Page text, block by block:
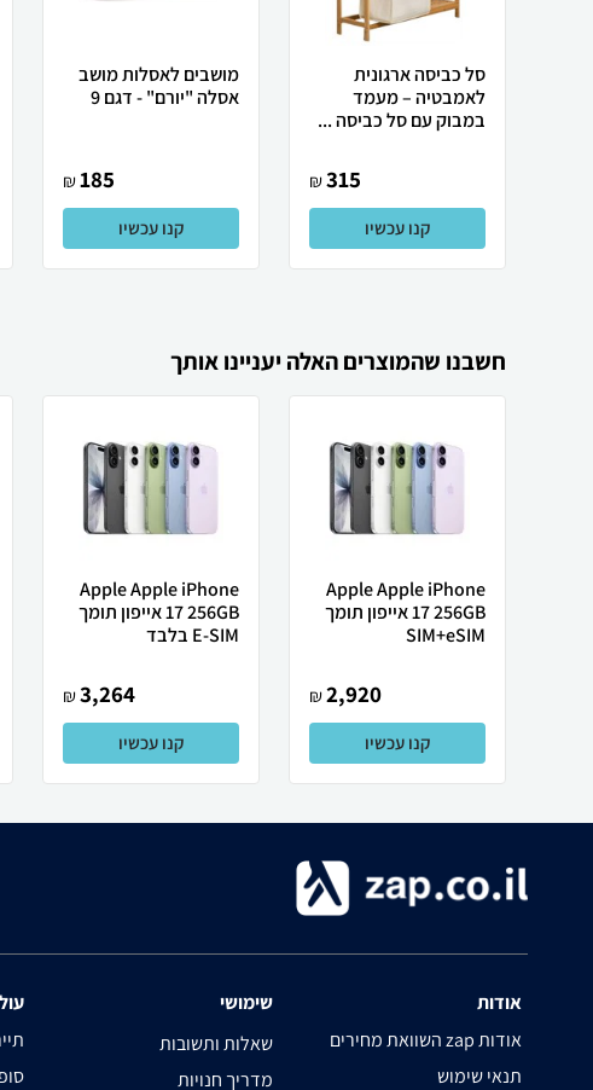
סל כביסה ארגונית
לאמבטיה – מעמד
במבוק עם סל כביסה ...
315
₪
קנו עכשיו
מושבים לאסלות מושב
אסלה "יורם" - דגם 9
185
₪
קנו עכשיו
חשבנו שהמוצרים האלה יעניינו אותך
Apple Apple iPhone
17 256GB אייפון תומך
SIM+eSIM
2,920
₪
קנו עכשיו
Apple Apple iPhone
17 256GB אייפון תומך
E-SIM בלבד
3,264
₪
קנו עכשיו
אודות
השוואת מחירים zap אודות
תנאי שימוש
שימושי
שאלות ותשובות
מדריך חנויות